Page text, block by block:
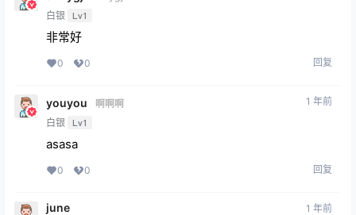
白银
Lv1
非常好
0 0 回复
youyou
啊啊啊
白银
Lv1
1 年前
asasa
0 0 回复
june 1 年前